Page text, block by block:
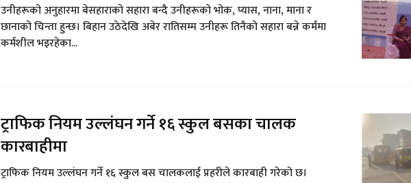
उनीहरूको अनुहारमा बेसहाराको सहारा बन्दै उनीहरूको भोक, प्यास, नाना, माना र
छानाको चिन्ता हुन्छ। बिहान उठेदेखि अबेर रातिसम्म उनीहरू तिनैको सहारा बन्ने कर्ममा
कर्मशील भइरहेका...
ट्राफिक नियम उल्लंघन गर्ने १६ स्कुल बसका चालक
कारबाहीमा
ट्राफिक नियम उल्लंघन गर्ने १६ स्कुल बस चालकलाई प्रहरीले कारबाही गरेको छ।